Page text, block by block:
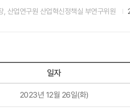
, 산업연구원 산업혁신정책실 부연구위원
일자
2023년 12월 26일(화)